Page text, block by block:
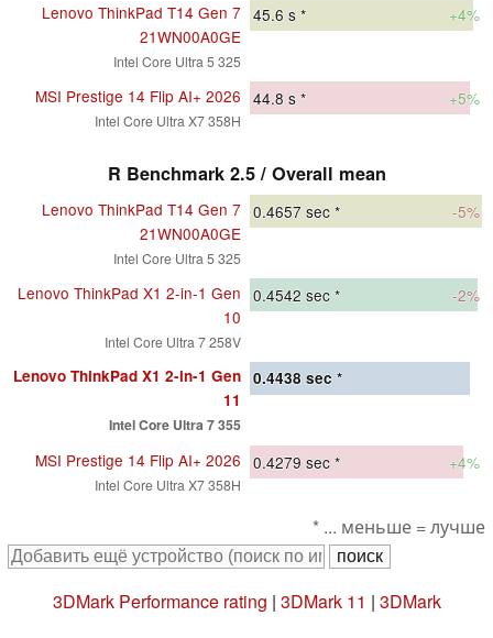
Lenovo ThinkPad T14 Gen 7
21WN00A0GE
Intel Core Ultra 5 325
45.6 s * +4%
MSI Prestige 14 Flip AI+ 2026
Intel Core Ultra X7 358H
44.8 s * +5%
R Benchmark 2.5 / Overall mean
Lenovo ThinkPad T14 Gen 7
21WN00A0GE
Intel Core Ultra 5 325
0.4657 sec * -5%
Lenovo ThinkPad X1 2-in-1 Gen
10
Intel Core Ultra 7 258V
0.4542 sec * -2%
Lenovo ThinkPad X1 2-in-1 Gen
11
Intel Core Ultra 7 355
0.4438 sec *
MSI Prestige 14 Flip AI+ 2026
Intel Core Ultra X7 358H
0.4279 sec * +4%
* ... меньше = лучше
3DMark Performance rating | 3DMark 11 | 3DMark